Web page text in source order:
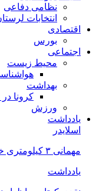
نظامی دفاعی
انتخابات
اقتصادی
بورس
اجتماعی
محیط زیست
بهداشت
کرونا
ورزش
یادداشت
اسلایدر
مهمانی ۳ کیلومتری خرم آباد؛ کاری بزرگ با چند نقد کوچک
یادداشت